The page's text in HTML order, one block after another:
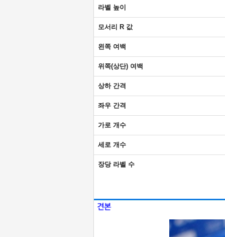
라벨 높이
모서리 R 값
왼쪽 여백
위쪽(상단) 여백
상하 간격
좌우 간격
가로 개수
세로 개수
장당 라벨 수